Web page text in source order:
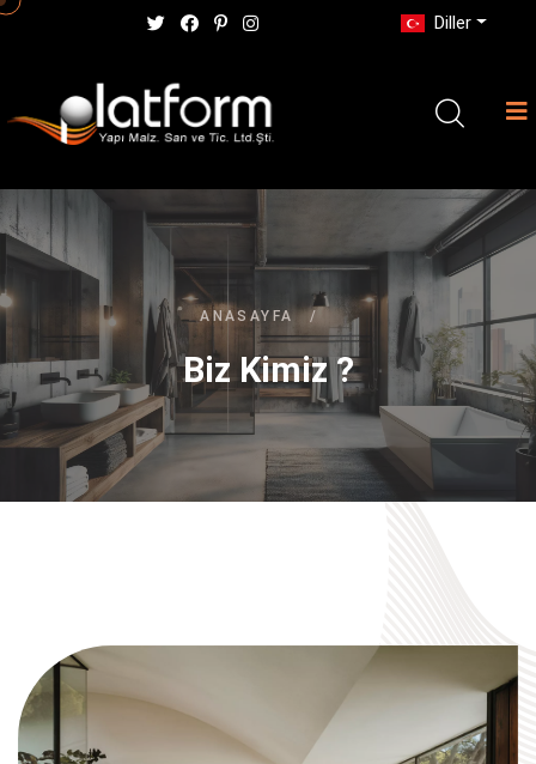
Diller
ANASAYFA /
Biz Kimiz ?